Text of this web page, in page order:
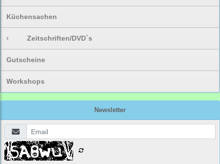
Küchensachen
› Zeitschriften/DVD`s
Gutscheine
Workshops
Newsletter